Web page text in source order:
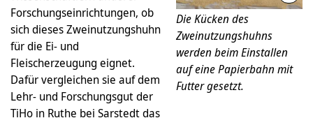
Die Kücken des
Zweinutzungshuhns
werden beim Einstallen
auf eine Papierbahn mit
Futter gesetzt.
Forschungseinrichtungen, ob
sich dieses Zweinutzungshuhn
für die Ei- und
Fleischerzeugung eignet.
Dafür vergleichen sie auf dem
Lehr- und Forschungsgut der
TiHo in Ruthe bei Sarstedt das